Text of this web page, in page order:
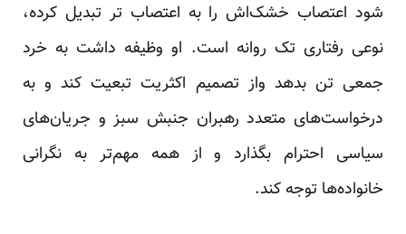
شود اعتصاب خشک‌اش را به اعتصاب تر تبدیل کرده،
نوعی رفتاری تک روانه است. او وظیفه داشت به خرد
جمعی تن بدهد واز تصمیم اکثریت تبعیت کند و به
درخواست‌های متعدد رهبران جنبش سبز و جریان‌های
سیاسی احترام بگذارد و از همه مهم‌تر به نگرانی
خانواده‌ها توجه کند.